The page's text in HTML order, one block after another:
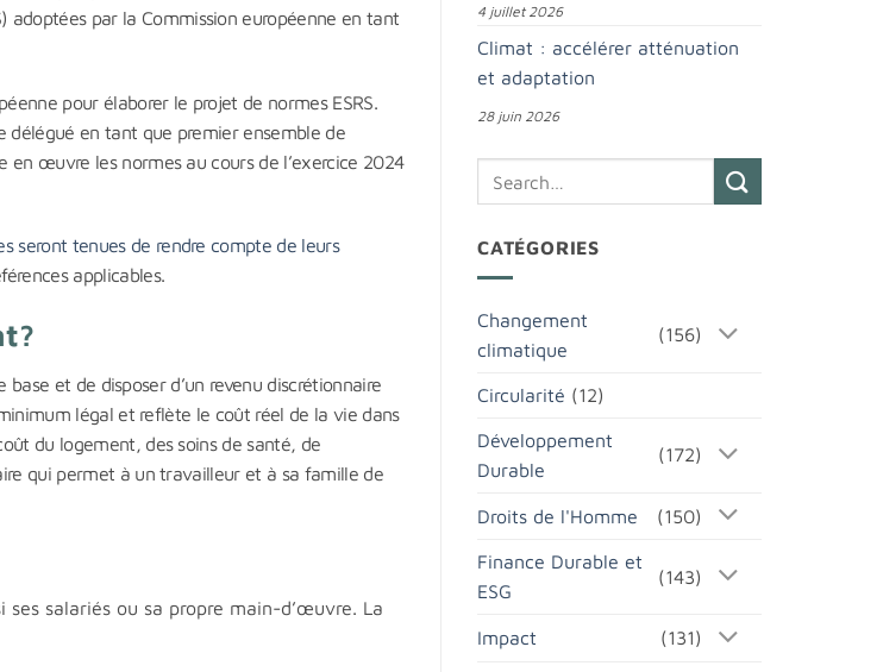
adoptées par la Commission européenne en tant
pour élaborer le projet de normes ESRS.
délégué en tant que premier ensemble de
en œuvre les normes au cours de l’exercice 2024
seront tenues de rendre compte de leurs
applicables.
et de disposer d’un revenu discrétionnaire
légal et reflète le coût réel de la vie dans
du logement, des soins de santé, de
qui permet à un travailleur et à sa famille de
ses salariés ou sa propre main-d’œuvre. La
4 juillet 2026
Climat : accélérer atténuation
et adaptation
28 juin 2026
CATÉGORIES
Changement
climatique
(156)
Circularité (12)
Développement
Durable
(172)
Droits de l'Homme (150)
Finance Durable et
ESG
(143)
Impact (131)